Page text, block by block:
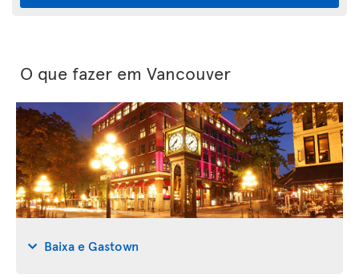
O que fazer em Vancouver
Baixa e Gastown